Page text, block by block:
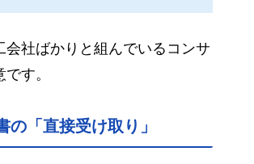
会社ばかりと組んでいるコンサ
す。
の「直接受け取り」